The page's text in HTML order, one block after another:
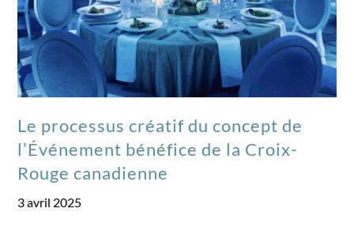
Le processus créatif du concept de
l’Événement bénéfice de la Croix-
Rouge canadienne
3 avril 2025